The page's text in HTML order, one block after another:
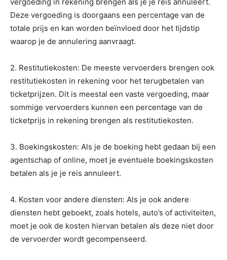
vergoeding in rekening brengen als je je reis annuleert.
Deze vergoeding is doorgaans een percentage van de
totale prijs en kan worden beïnvloed door het tijdstip
waarop je de annulering aanvraagt.
2. Restitutiekosten: De meeste vervoerders brengen ook
restitutiekosten in rekening voor het terugbetalen van
ticketprijzen. Dit is meestal een vaste vergoeding, maar
sommige vervoerders kunnen een percentage van de
ticketprijs in rekening brengen als restitutiekosten.
3. Boekingskosten: Als je de boeking hebt gedaan bij een
agentschap of online, moet je eventuele boekingskosten
betalen als je je reis annuleert.
4. Kosten voor andere diensten: Als je ook andere
diensten hebt geboekt, zoals hotels, auto’s of activiteiten,
moet je ook de kosten hiervan betalen als deze niet door
de vervoerder wordt gecompenseerd.